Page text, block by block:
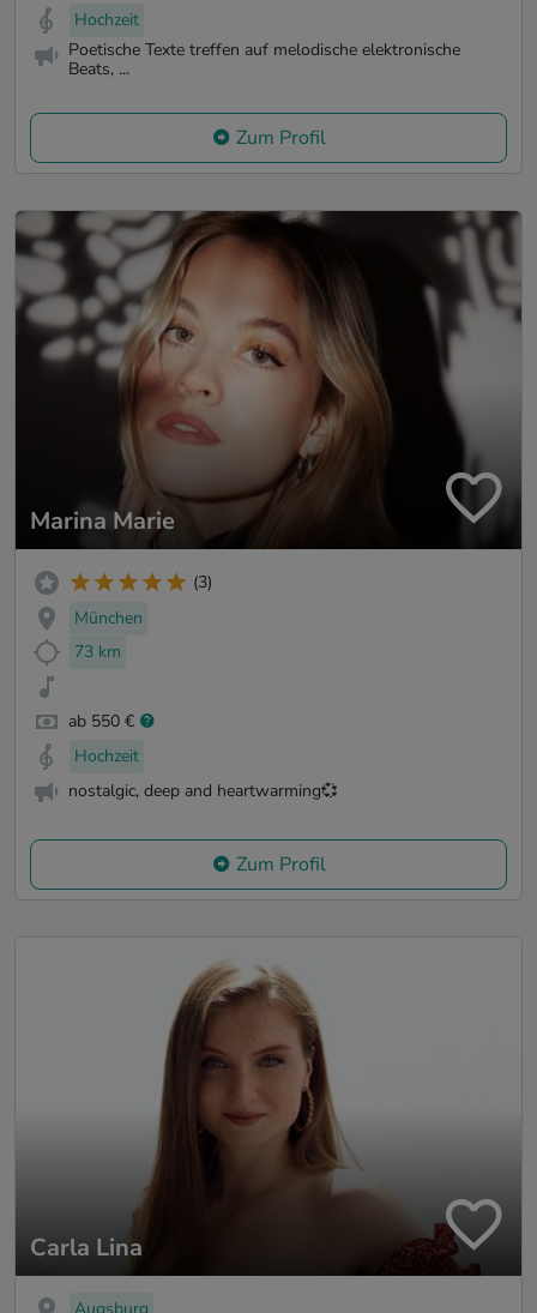
Hochzeit
Poetische Texte treffen auf melodische elektronische
Beats, ...
Zum Profil
Marina Marie
(3)
München
73 km
ab 550 €
Hochzeit
nostalgic, deep and heartwarming💞
Zum Profil
Carla Lina
Augsburg